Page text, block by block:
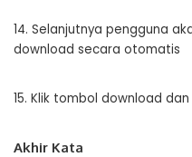
14. Selanjutnya pengguna
download secara otomatis
15. Klik tombol download
Akhir Kata